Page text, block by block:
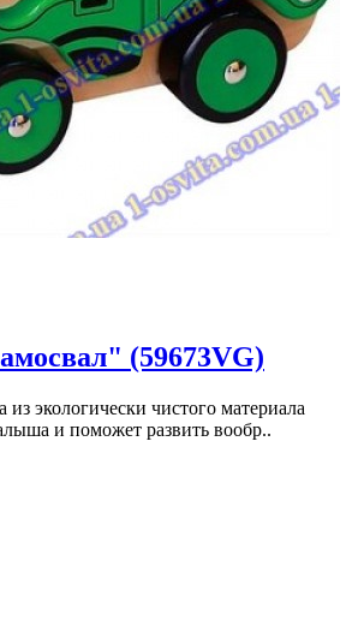
(59673VG)
экологически чистого материала
и поможет развить вообр..